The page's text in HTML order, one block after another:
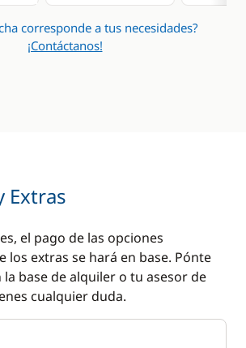
corresponde a tus necesidades?
¡Contáctanos!
Extras
el pago de las opciones
los extras se hará en base. Pónte
base de alquiler o tu asesor de
cualquier duda.